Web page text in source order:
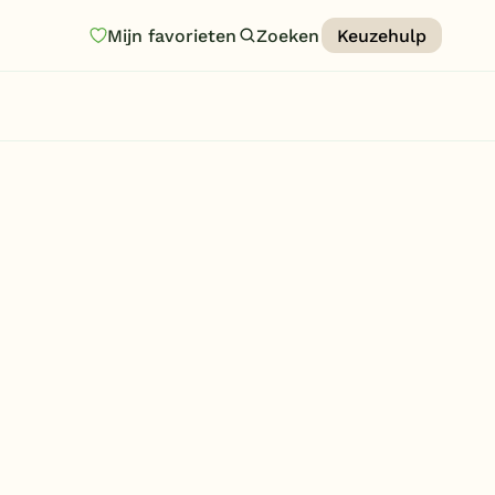
Mijn favorieten Zoeken Keuzehulp